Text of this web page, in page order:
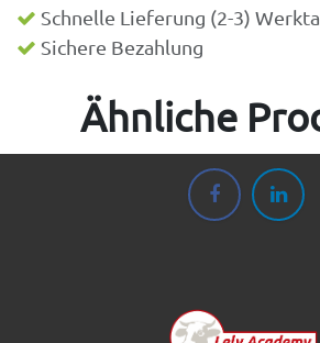
Schnelle Lieferung (2-3)
Sichere Bezahlung
Ähnliche